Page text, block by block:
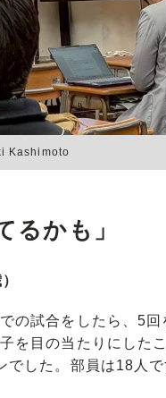
Kashimoto
るかも」
の試合をしたら、5回
を目の当たりにした
した。部員は18人